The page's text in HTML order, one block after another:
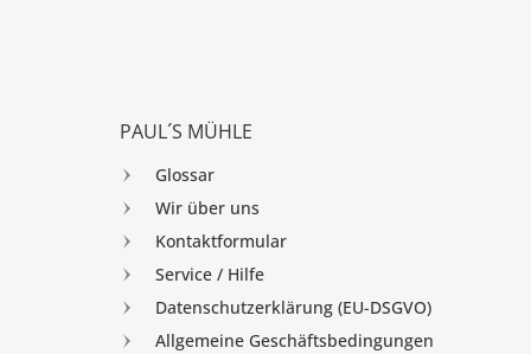
PAUL´S MÜHLE
Glossar
Wir über uns
Kontaktformular
Service / Hilfe
Datenschutzerklärung (EU-DSGVO)
Allgemeine Geschäftsbedingungen